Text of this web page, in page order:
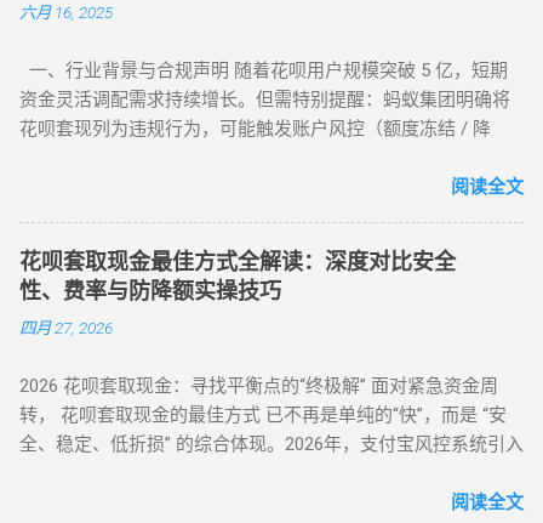
代表 到账速度 风控抗性 H5 智能解析 XX 支付、XX 回款系统 秒
天 ⭐⭐⭐⭐⭐ 话费/卡券回收 XX 充值、权益回收平台 1 - 3 小时
⭐⭐⭐ 二、 深度解析：哪些 App 值得信任？ 1. H5 自动回款平台
推荐 这类平台无需通过应用市场下载，通常以 H5 网页形式存
六月 16, 2025
一、行业背景与合规声明 随着花呗用户规模突破 5 亿，短期
资金灵活调配需求持续增长。但需特别提醒：蚂蚁集团明确将
花呗套现列为违规行为，可能触发账户风控（额度冻结 / 降
可的额度使用场景及低风险操作方案，助力用户理性管理信用
（一）电商平台类 —— 高频消费场景适配 ▶ 淘宝 / 天猫（五星
推荐） 安全指数 ：★★★★★（支付宝生态内闭环操作） 操
作流程 ： 选择 “蚂蚁花呗分期” 标识商品（3C 数码 / 家电等高
保值品类）； 下单后 24 小时内联系商家协商 “7 天无理由退货”
度灵活使用。 合规要点 ： ✅ 仅支持未使用商品退货，需保留
完整包装 ✅ 每月操作≤2 次，避免同店铺高频退货 ▶ 美团 / 大
众点评（跨境用户优选） 安全指数 ：★★★★☆（支持境外手
饮团购”（可退款品类）； 使用花呗支付后，立即申请 “未消费
阅读全文
花呗套取现金最佳方式全解读：深度对比安全
性、费率与防降额实操技巧
四月 27, 2026
2026 花呗套取现金：寻找平衡点的“终极解” 面对紧急资金周
转， 花呗套取现金的最佳方式 已不再是单纯的“快”，而是 “安
全、稳定、低折损” 的综合体现。2026年，支付宝风控系统引入
足之地。经过行业深度评测，目前的最佳方式被定义为基于真
阅读全文